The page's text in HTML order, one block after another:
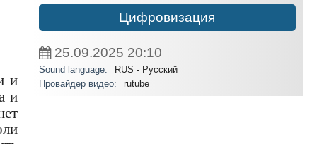
и
и
Цифровизация
25.09.2025 20:10
Sound language:
RUS - Русский
Провайдер видео:
rutube